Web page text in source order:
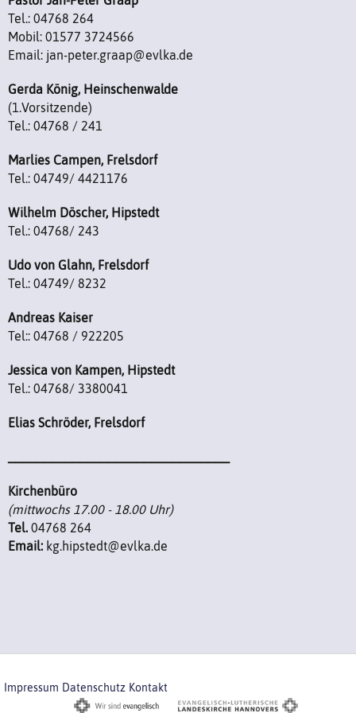
Tel.: 04768 264
Mobil: 01577 3724566
Email: jan-peter.graap@evlka.de
Gerda König, Heinschenwalde
(1.Vorsitzende)
Tel.: 04768 / 241
Marlies Campen, Frelsdorf
Tel.: 04749/ 4421176
Wilhelm Döscher, Hipstedt
Tel.: 04768/ 243
Udo von Glahn, Frelsdorf
Tel.: 04749/ 8232
Andreas Kaiser
Tel:: 04768 / 922205
Jessica von Kampen, Hipstedt
Tel.: 04768/ 3380041
Elias Schröder, Frelsdorf
Kirchenbüro
(mittwochs 17.00 - 18.00 Uhr)
Tel. 04768 264
Email: kg.hipstedt@evlka.de
Impressum Datenschutz Kontakt